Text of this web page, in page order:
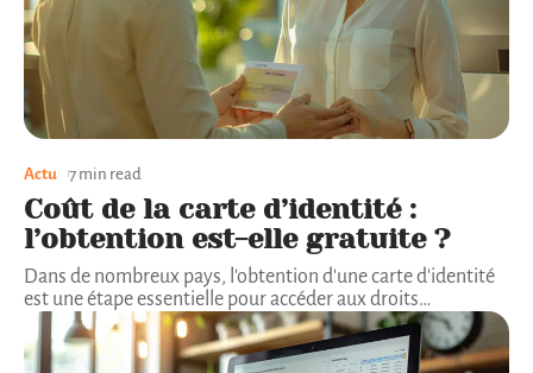
Actu 7 min read
Coût de la carte d’identité :
l’obtention est-elle gratuite ?
Dans de nombreux pays, l'obtention d'une carte d'identité
est une étape essentielle pour accéder aux droits…